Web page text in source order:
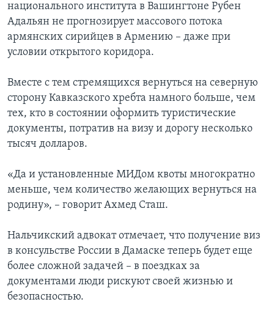
национального института в Вашингтоне Рубен
Адальян не прогнозирует массового потока
армянских сирийцев в Армению – даже при
условии открытого коридора.
Вместе с тем стремящихся вернуться на северную
сторону Кавказского хребта намного больше, чем
тех, кто в состоянии оформить туристические
документы, потратив на визу и дорогу несколько
тысяч долларов.
«Да и установленные МИДом квоты многократно
меньше, чем количество желающих вернуться на
родину», – говорит Ахмед Сташ.
Нальчикский адвокат отмечает, что получение виз
в консульстве России в Дамаске теперь будет еще
более сложной задачей – в поездках за
документами люди рискуют своей жизнью и
безопасностью.